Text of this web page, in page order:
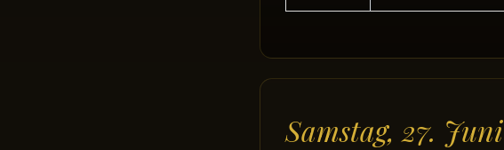
Samstag, 27. Juni